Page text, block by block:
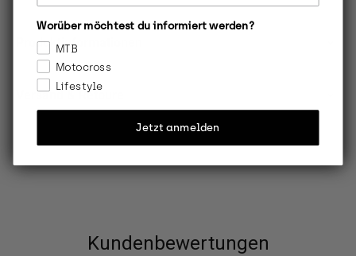
Produktinformationen
Versand & Retoure
Kundenbewertungen
Worüber möchtest du informiert werden?
MTB
Motocross
Lifestyle
Jetzt anmelden